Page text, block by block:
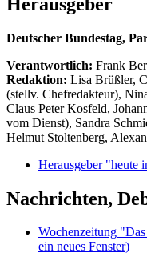
Deutscher Bundestag,
Verantwortlich: Frank
Redaktion: Lisa Brüßler,
(stellv. Chefredakteur),
Claus Peter Kosfeld,
vom Dienst), Sandra
Helmut Stoltenberg,
Herausgeber "heute
Nachrichten,
Wochenzeitung
ein neues Fenster)